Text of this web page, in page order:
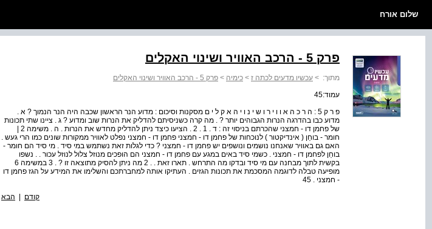
שלום אורח
פרק 5 - הרכב האוויר ושינוי האקלים
מתוך: > עכשיו מדעים לכתה ז > כימיה > פרק 5 - הרכב האוויר ושינוי האקלים
עמוד:45
פ ר ק 5 : ה ר כ ה א ו ו י ר ו ש י נ ו י ה א ק ל י ם מסקנות וסיכום : מדוע הנר הראשון שכבה היה הנר הנמוך ? א .
מדוע כבו בהדרגה הנרות הגבוהים יותר ? . מה קרה כשניסיתם להדליק את הנרות שוב ומדוע ? ג . ציינו שתי תכונות
של פחמן דו - חמצני שהכרתם בניסוי זה : ד . 1 . 2 . הציעו כיצד ניתן להדליק מחדש את הנרות . ה . משימה 2 |
חומר - בוחַן ( אינדיקטור ) לנוכחות של פחמן דו - חמצני פחמן דו - חמצני נפלט לאוויר ממקורות שונים כמו הרי געש .
האם גם באוויר שאנחנו נושמים ונושפים יש פחמן דו - חמצני ? כדי לגלות זאת נשתמש במי סיד . מי סיד הם חומר -
בוחַן לפחמן דו - חמצני . כשמי סיד באים במגע עם פחמן דו - חמצני הם הופכים מנוזל צלול לנוזל עכור . . נשפו
בקשית לתוך מבחנה עם מי סיד ובדקו מה התרחש . תארו זאת . . 2 מה ניתן להסיק מתוצאה זו ? . 3 במשימה 6
מופיעה טבלה לדוגמה המסכמת את תכונות הגזים . העתיקו אותה למחברתכם והשלימו את המידע על הגז פחמן דו
- חמצני . 45
קודם | הבא